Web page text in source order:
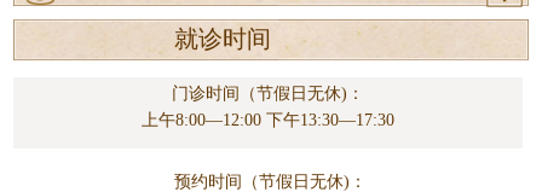
就诊时间
门诊时间（节假日无休)：
上午8:00—12:00 下午13:30—17:30
预约时间（节假日无休)：